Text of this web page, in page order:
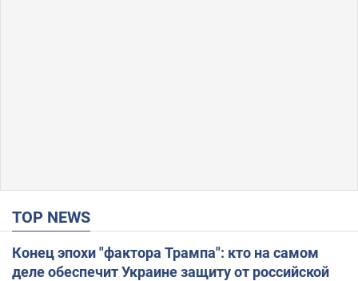
TOP NEWS
Конец эпохи "фактора Трампа": кто на самом
деле обеспечит Украине защиту от российской